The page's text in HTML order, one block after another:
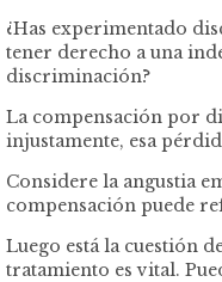
¿Has experimentado
tener derecho a una
discriminación?
La compensación por
injustamente, esa
Considere la angustia
compensación puede
Luego está la cuestión
tratamiento es vital.